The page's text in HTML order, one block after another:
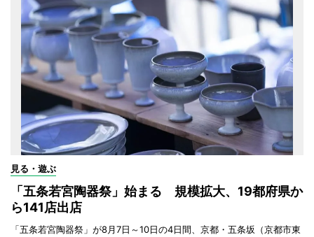
見る・遊ぶ
「五条若宮陶器祭」始まる 規模拡大、19都府県か
ら141店出店
「五条若宮陶器祭」が8月7日～10日の4日間、京都・五条坂（京都市東